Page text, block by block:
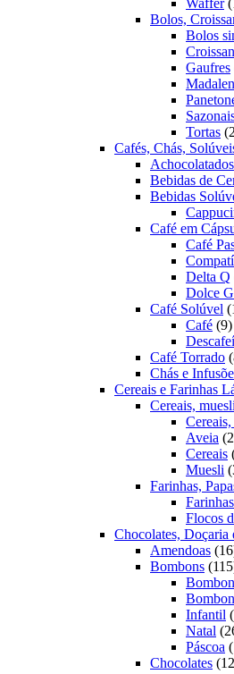
Waffer
Bolos,
Bolos
Gaufres
Tortas
Cafés, Chás,
Achocolatados
Bebidas de
Bebidas
Café em
Café
Delta Q
Dolce
Café Solúvel
Café 99
Café Torrado
Chás e
Cereais e Farinhas
Cereais,
Aveia 2
Cereais
Muesli
Farinhas,
Flocos
Chocolates, Doçaria
Amendoas 16
Bombons 115
Infantil
Natal
Páscoa
Chocolates 12